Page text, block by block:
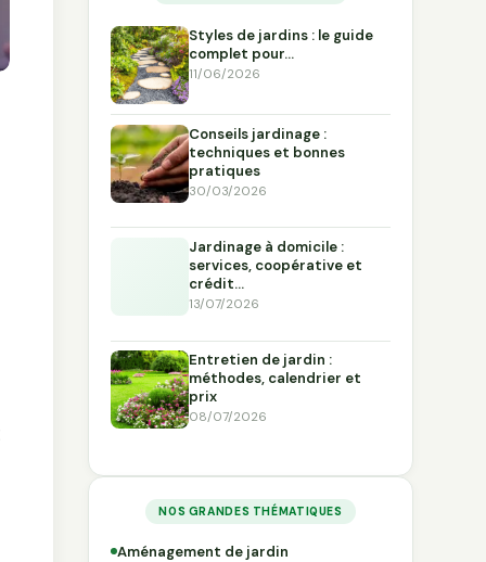
Styles de jardins : le guide
complet pour…
11/06/2026
Conseils jardinage :
techniques et bonnes
pratiques
30/03/2026
Jardinage à domicile :
services, coopérative et
crédit…
13/07/2026
Entretien de jardin :
méthodes, calendrier et
prix
08/07/2026
NOS GRANDES THÉMATIQUES
Aménagement de jardin